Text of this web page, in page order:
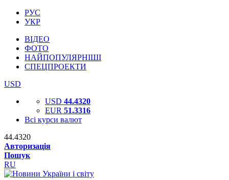
РУС
УКР
ВІДЕО
ФОТО
НАЙПОПУЛЯРНІШІ
СПЕЦПРОЕКТИ
USD
USD 44.4320
EUR 51.3316
Всі курси валют
44.4320
Авторизація
Пошук
RU